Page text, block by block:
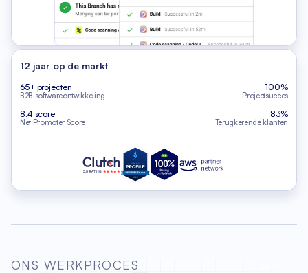
12 jaar op de markt
65+ projecten
B2B softwareontwikkeling
100%
Projectsucces
8.4 score
Net Promoter Score
83%
Terugkerende klanten
ONS WERKPROCES